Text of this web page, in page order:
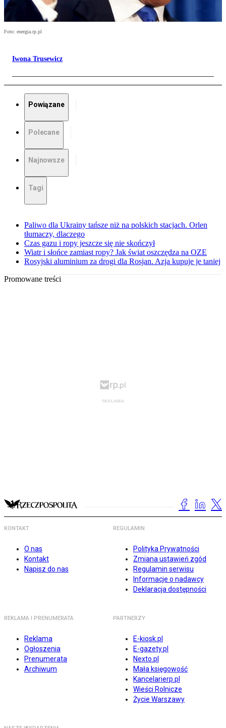
Foto: energia.rp.pl
Iwona Trusewicz
Powiązane
Polecane
Najnowsze
Tagi
Paliwo dla Ukrainy tańsze niż na polskich stacjach. Orlen
tłumaczy, dlaczego
Czas gazu i ropy jeszcze się nie skończył
Wiatr i słońce zamiast ropy? Jak świat oszczędza na OZE
Rosyjski aluminium za drogi dla Rosjan. Azja kupuje je taniej
Promowane treści
KONTAKT
O nas
Kontakt
Napisz do nas
REGULAMIN
Polityka Prywatności
Zmiana ustawień zgód
Regulamin serwisu
Informacje o nadawcy
Deklaracja dostępności
REKLAMA I PRENUMERATA
Reklama
Ogłoszenia
Prenumerata
Archiwum
PARTNERZY
E-kiosk.pl
E-gazety.pl
Nexto.pl
Mała księgowość
Kancelarierp.pl
Wieści Rolnicze
Życie Warszawy